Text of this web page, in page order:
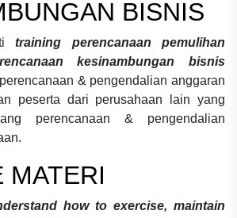
BISNIS
training perencanaan pemulihan
kesinambungan bisnis
& pengendalian anggaran
peserta dari perusahaan lain yang
perencanaan & pengendalian
MATERI
how to exercise, maintain